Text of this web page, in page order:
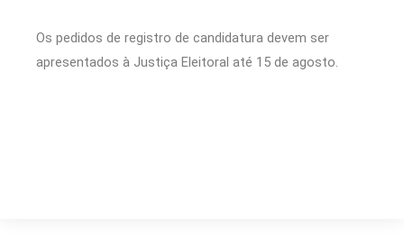
Os pedidos de registro de candidatura devem ser
apresentados à Justiça Eleitoral até 15 de agosto.